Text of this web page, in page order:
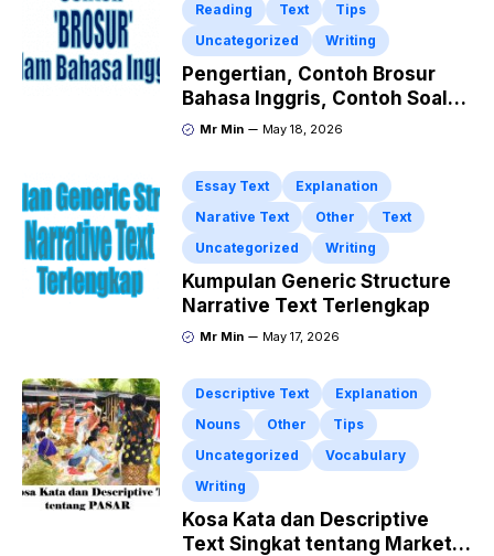
Reading
Text
Tips
Uncategorized
Writing
Pengertian, Contoh Brosur
Bahasa Inggris, Contoh Soal
dan Kunci Jawaban
Mr Min May 18, 2026
Essay Text
Explanation
Narative Text
Other
Text
Uncategorized
Writing
Kumpulan Generic Structure
Narrative Text Terlengkap
Mr Min May 17, 2026
Descriptive Text
Explanation
Nouns
Other
Tips
Uncategorized
Vocabulary
Writing
Kosa Kata dan Descriptive
Text Singkat tentang Market